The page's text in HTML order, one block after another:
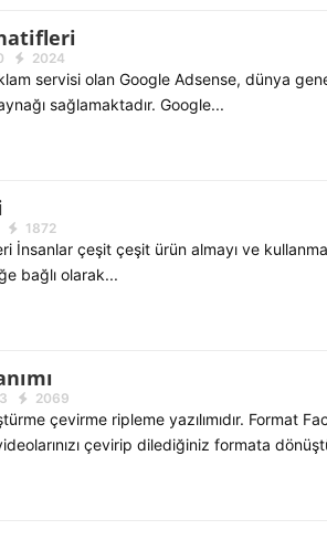
2024
servisi olan Google Adsense, dünya
sağlamaktadır. Google...
1872
İnsanlar çeşit çeşit ürün almayı ve
bağlı olarak...
2069
çevirme ripleme yazılımıdır. Format
çevirip dilediğiniz formata